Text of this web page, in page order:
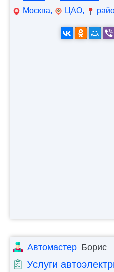
Москва,
ЦАО,
Автомастер Борис
Услуги